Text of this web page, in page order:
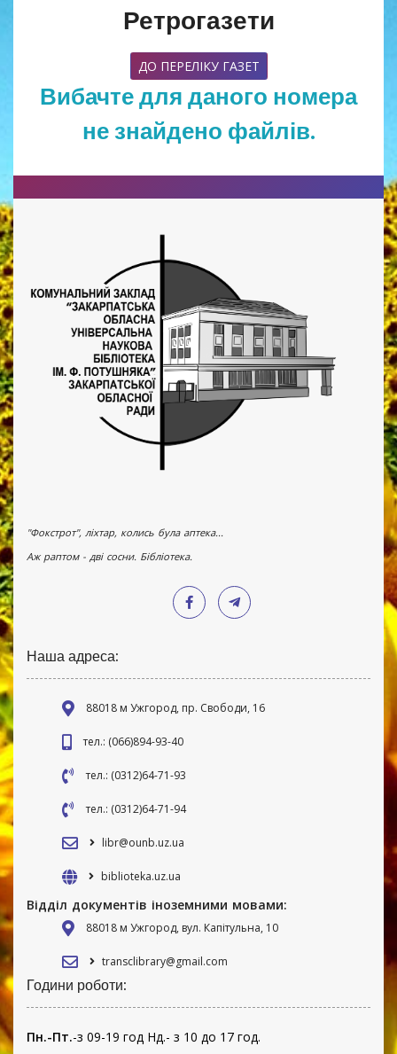
Ретрогазети
ДО ПЕРЕЛІКУ ГАЗЕТ
Вибачте для даного номера
не знайдено файлів.
"Фокстрот", ліхтар, колись була аптека...
Аж раптом - дві сосни. Бібліотека.
Наша адреса:
88018 м Ужгород, пр. Свободи, 16
тел.: (066)894-93-40
тел.: (0312)64-71-93
тел.: (0312)64-71-94
libr@ounb.uz.ua
biblioteka.uz.ua
Відділ документів іноземними мовами:
88018 м Ужгород, вул. Капітульна, 10
transclibrary@gmail.com
Години роботи:
Пн.-Пт.-з 09-19 год Нд.- з 10 до 17 год.